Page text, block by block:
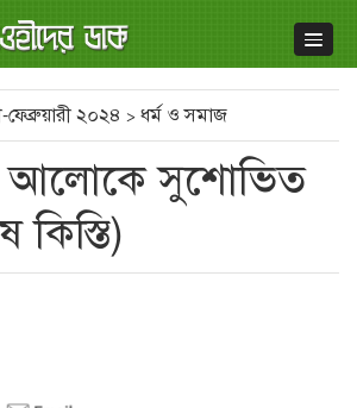
ফেব্রুয়ারী ২০২৪ > ধর্ম ও সমাজ
সুশোভিত